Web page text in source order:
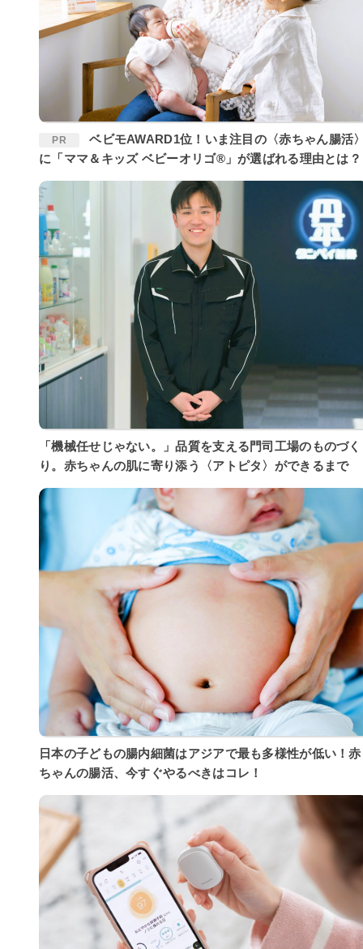
PR
ベビモAWARD1位！いま注目の〈赤ちゃん腸活〉
に「ママ＆キッズ ベビーオリゴ®」が選ばれる理由とは？
「機械任せじゃない。」品質を支える門司工場のものづく
り。赤ちゃんの肌に寄り添う〈アトピタ〉ができるまで
日本の子どもの腸内細菌はアジアで最も多様性が低い！赤
ちゃんの腸活、今すぐやるべきはコレ！